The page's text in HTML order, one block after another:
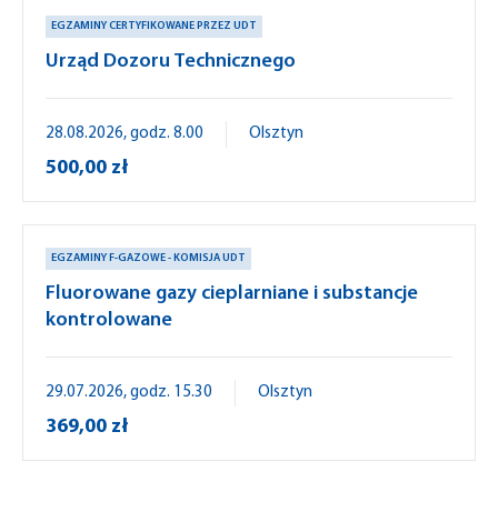
EGZAMINY CERTYFIKOWANE PRZEZ UDT
Urząd Dozoru Technicznego
28.08.2026, godz. 8.00 Olsztyn
500,00 zł
EGZAMINY F-GAZOWE - KOMISJA UDT
Fluorowane gazy cieplarniane i substancje
kontrolowane
29.07.2026, godz. 15.30 Olsztyn
369,00 zł